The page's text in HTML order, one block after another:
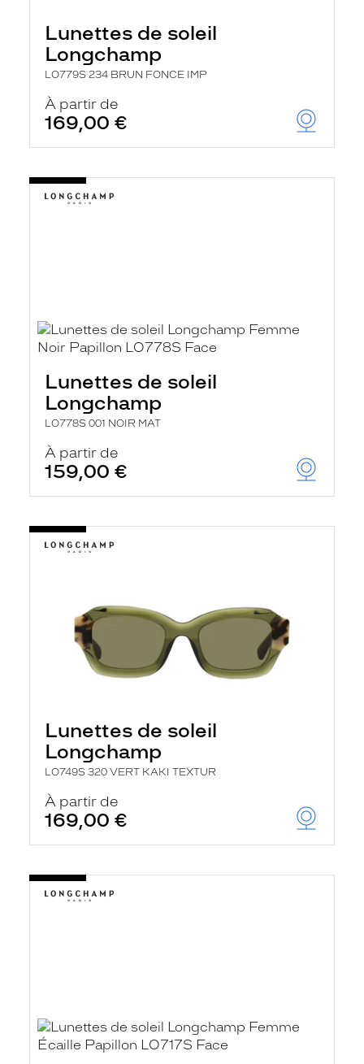
Lunettes de soleil
Longchamp
LO779S 234 BRUN FONCE IMP
À partir de
169,00 €
Lunettes de soleil
Longchamp
LO778S 001 NOIR MAT
À partir de
159,00 €
Lunettes de soleil
Longchamp
LO749S 320 VERT KAKI TEXTUR
À partir de
169,00 €